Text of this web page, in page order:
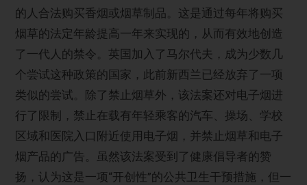
的人合法购买香烟或烟草制品。这是通过每年将购买
烟草的法定年龄提高一年来实现的，从而有效地创造
了一代人的禁令。英国加入了马尔代夫，成为少数几
个尝试这种政策的国家，此前新西兰已经放弃了一项
类似的尝试。除了禁止烟草外，该法案还对电子烟进
行了限制，禁止在载有年轻乘客的汽车、操场、学校
区域和医院入口附近使用电子烟，并禁止烟草和电子
烟产品的广告。虽然该法案受到了健康倡导者的赞
扬，认为这是一项“开创性”的公共卫生干预措施，但一